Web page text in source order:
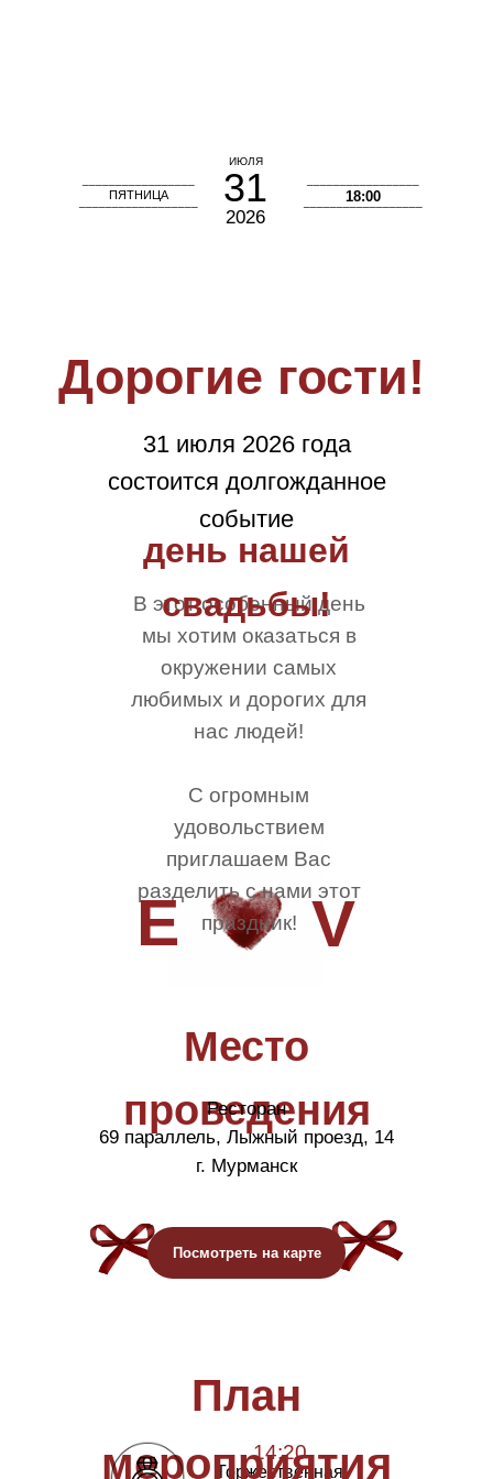
Если в сердце живет любовь…
2026
ИЮЛЯ
31
__________________
18:00
__________________
ПЯТНИЦА
Дорогие гости!
31 июля 2026 года
состоится долгожданное
событие
В этот особенный день
мы хотим оказаться в
окружении самых
любимых и дорогих для
нас людей!
С огромным
удовольствием
приглашаем Вас
разделить с нами этот
праздник!
E V
день нашей
свадьбы!
Место
проведения
Ресторан
69 параллель, Лыжный проезд, 14
г. Мурманск
Посмотреть на карте
14:20
Торжественная
План
мероприятия